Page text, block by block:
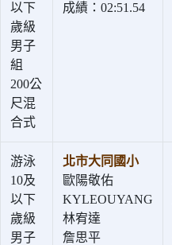
以下
歲級
男子
組
200公
尺混
合式
成績：02:51.54
游泳
10及
以下
歲級
男子
北市大同國小
歐陽敬佑
KYLEOUYANG
林宥達
詹思平